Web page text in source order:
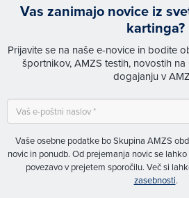
Vas zanimajo novice iz
kartinga?
Prijavite se na naše e-novice in bodite
športnikov, AMZS testih, novostih
dogajanju v
Vaše osebne podatke bo Skupina AMZS
novic in ponudb. Od prejemanja novic se
povezavo v prejetem sporočilu. Več si
zasebnosti.